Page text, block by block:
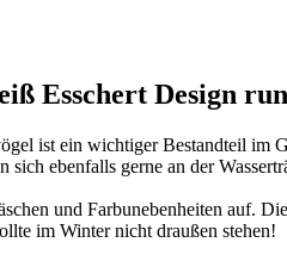
Esschert Design
ist ein wichtiger Bestandteil im
sich ebenfalls gerne an der
und Farbunebenheiten auf.
im Winter nicht draußen stehen!